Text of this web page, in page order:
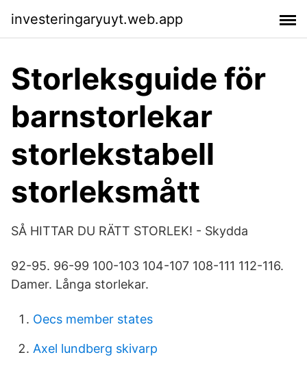
investeringaryuyt.web.app
Storleksguide för
barnstorlekar
storlekstabell
storleksmått
SÅ HITTAR DU RÄTT STORLEK! - Skydda
92-95. 96-99 100-103 104-107 108-111 112-116.
Damer. Långa storlekar.
Oecs member states
Axel lundberg skivarp